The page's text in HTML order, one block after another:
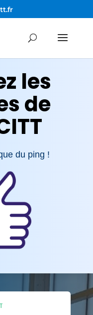
les
de
du ping !